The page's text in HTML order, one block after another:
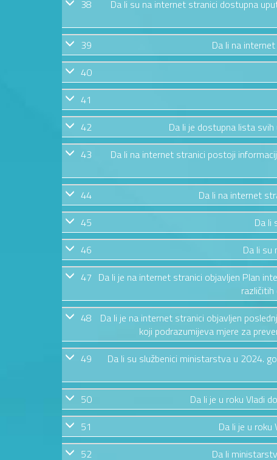
38
Da li su na internet stranici dostupna
39 Da li na
40
41
42
Da li je dostupna lista
43
Da li na internet stranici postoji
44 Da li na internet
45
Da li
46
Da li su
47 Da li je na internet stranici objavljen Plan
48
Da li je na internet stranici objavljen
koji podrazumijeva mjere za
49
Da li su službenici ministarstva u 2024.
50 Da li je u roku Vladi
51
Da li je u
52
Da li